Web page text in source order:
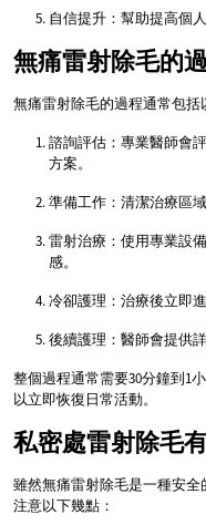
自信提升：幫助提高個
無痛雷射除毛的
無痛雷射除毛的過程通常包括
諮詢評估：專業醫師會
方案。
準備工作：清潔治療區
雷射治療：使用專業設
感。
冷卻護理：治療後立即
後續護理：醫師會提供
整個過程通常需要30分鐘到1
以立即恢復日常活動。
私密處雷射除毛
雖然無痛雷射除毛是一種安
注意以下幾點：